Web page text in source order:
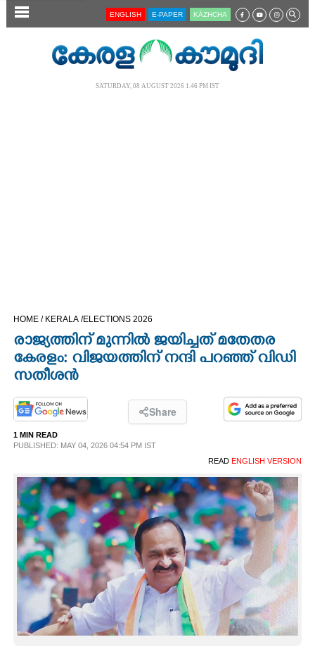
SECTIONS
OPINION
PHOTOS
LIFESTYLE
SPIRITUAL
INFO+
ART
ASTRO
ENGLISH E-PAPER KĀZHCHA
SATURDAY, 08 AUGUST 2026 1.46 PM IST
HOME / KERALA /ELECTIONS 2026
രാജ്യത്തിന് മുന്നിൽ ജയിച്ചത് മതേതര
കേരളം: വിജയത്തിന് നന്ദി പറഞ്ഞ് വി ‌‌ഡി
സതീശൻ
Share
1 MIN READ
PUBLISHED: MAY 04, 2026 04:54 PM IST
READ ENGLISH VERSION